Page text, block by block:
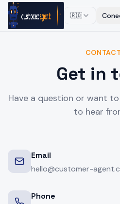
🇷🇴
Get in
Have a question or want
to hear
Email
hello@customer-
Phone